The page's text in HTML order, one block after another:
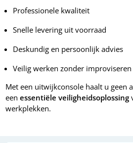
Professionele kwaliteit
Snelle levering uit voorraad
Deskundig en persoonlijk advies
Veilig werken zonder improviseren
Met een uitwijkconsole haalt u geen
eenessentiële veiligheidsoplossing
werkplekken.